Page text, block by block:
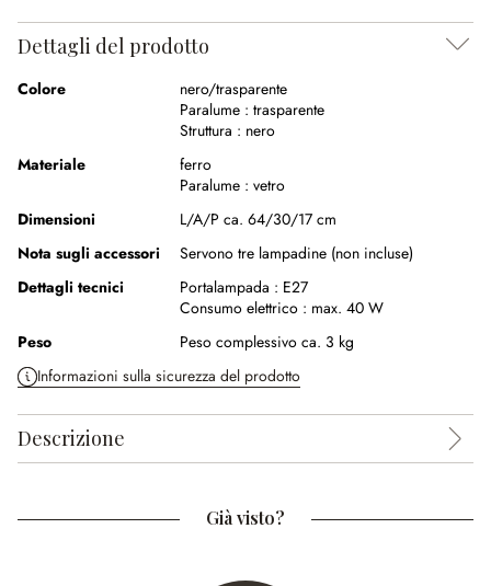
Dettagli del prodotto
Colore
nero/trasparente
Paralume : trasparente
Struttura : nero
Materiale
ferro
Paralume : vetro
Dimensioni
L/A/P ca. 64/30/17 cm
Nota sugli accessori
Servono tre lampadine (non incluse)
Dettagli tecnici
Portalampada : E27
Consumo elettrico : max. 40 W
Peso
Peso complessivo ca. 3 kg
Informazioni sulla sicurezza del prodotto
Descrizione
Già visto?